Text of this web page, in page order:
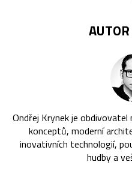
Ondřej Krynek je
konceptů, moderní
inovativních technologií,
hudby a